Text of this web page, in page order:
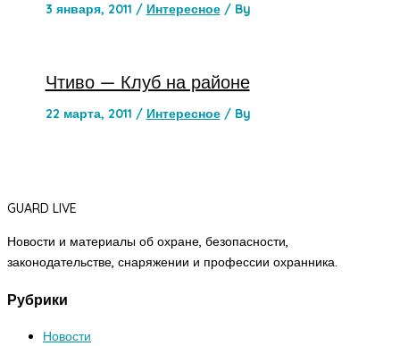
3 января, 2011 / Интересное/ By
Чтиво — Клуб на районе
22 марта, 2011 / Интересное/ By
GUARD LIVE
Новости и материалы об охране, безопасности,
законодательстве, снаряжении и профессии охранника.
Рубрики
Новости